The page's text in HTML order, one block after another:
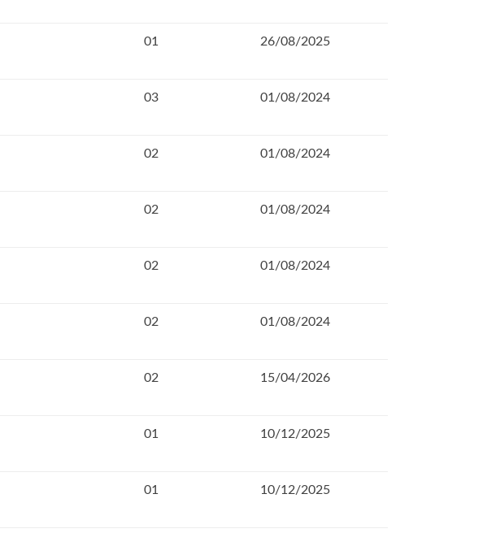
01 26/08/2025
03 01/08/2024
02 01/08/2024
02 01/08/2024
02 01/08/2024
02 01/08/2024
02 15/04/2026
01 10/12/2025
01 10/12/2025